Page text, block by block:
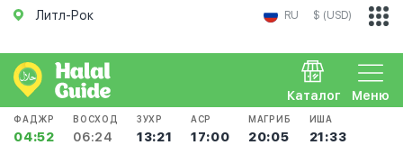
Литл-Рок RU $ (USD)
Меню
Каталог
ФАДЖР
04:52
ВОСХОД
06:24
ЗУХР
13:21
АСР
17:00
МАГРИБ
20:05
ИША
21:33